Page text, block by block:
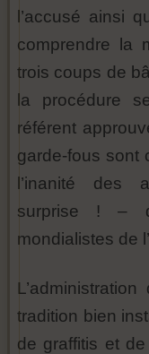
l’accusé ainsi
comprendre la
trois coups de
la procédure
référent
garde-fous sont
l’inanité des
surprise ! –
mondialistes de
tradition bien
de graffitis et de